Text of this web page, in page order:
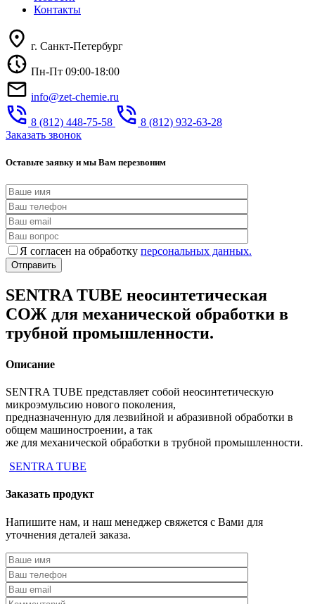
Контакты
г. Санкт-Петербург
Пн-Пт 09:00-18:00
info@zet-chemie.ru
8 (812) 448-75-58
8 (812) 932-63-28
Заказать звонок
Оставьте заявку и мы Вам перезвоним
Я согласен на обработку персональных данных.
SENTRA TUBE неосинтетическая
СОЖ для механической обработки в
трубной промышленности.
Описание
SENTRA TUBE представляет собой неосинтетическую
микроэмульсию нового поколения,
предназначенную для лезвийной и абразивной обработки в
общем машиностроении, а так
же для механической обработки в трубной промышленности.
SENTRA TUBE
Заказать продукт
Напишите нам, и наш менеджер свяжется с Вами для
уточнения деталей заказа.